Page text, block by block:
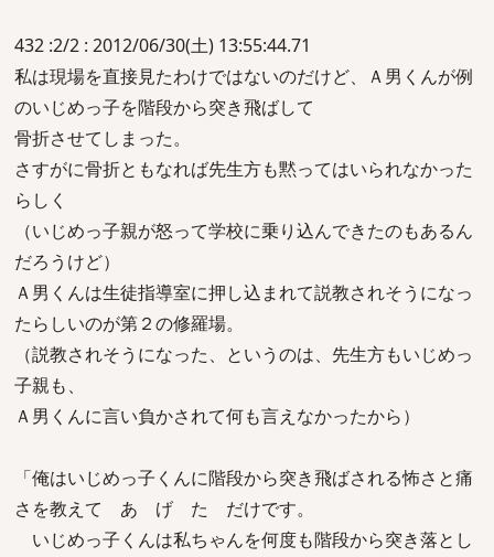
432 :2/2 : 2012/06/30(土) 13:55:44.71
私は現場を直接見たわけではないのだけど、Ａ男くんが例
のいじめっ子を階段から突き飛ばして
骨折させてしまった。
さすがに骨折ともなれば先生方も黙ってはいられなかった
らしく
（いじめっ子親が怒って学校に乗り込んできたのもあるん
だろうけど）
Ａ男くんは生徒指導室に押し込まれて説教されそうになっ
たらしいのが第２の修羅場。
（説教されそうになった、というのは、先生方もいじめっ
子親も、
Ａ男くんに言い負かされて何も言えなかったから）
「俺はいじめっ子くんに階段から突き飛ばされる怖さと痛
さを教えて あ げ た だけです。
いじめっ子くんは私ちゃんを何度も階段から突き落とし